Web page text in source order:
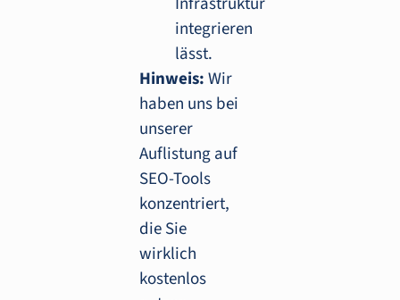
integrieren
lässt.
Hinweis:Wir
haben uns bei
unserer
Auflistung auf
SEO-Tools
konzentriert,
die Sie
wirklich
kostenlos